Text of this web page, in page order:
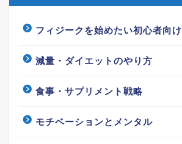
フィジークを始めたい初心者向け
減量・ダイエットのやり方
食事・サプリメント戦略
モチベーションとメンタル